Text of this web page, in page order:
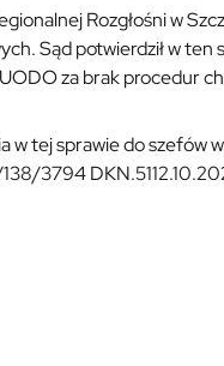
Rozgłośni w
Sąd potwierdził w ten
za brak procedur
w tej sprawie do szefów
3794